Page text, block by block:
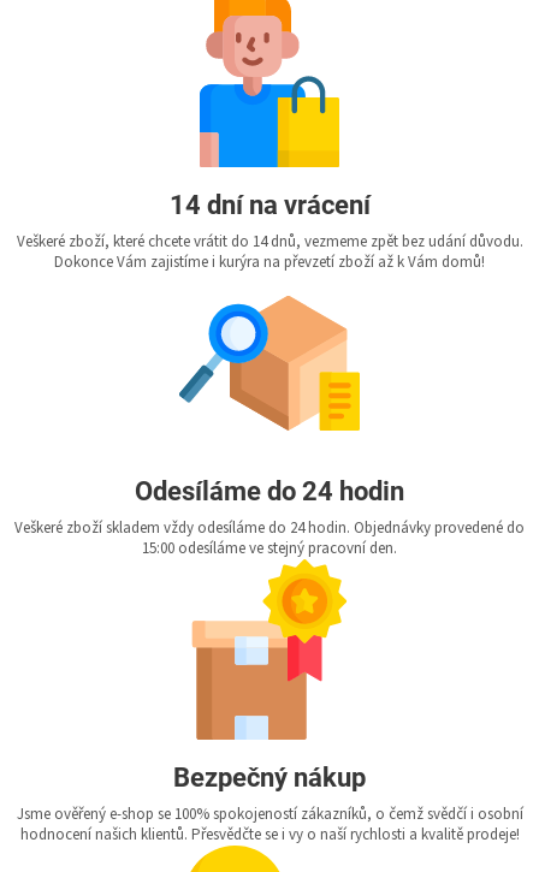
14 dní na vrácení
Veškeré zboží, které chcete vrátit do 14 dnů, vezmeme zpět bez udání důvodu.
Dokonce Vám zajistíme i kurýra na převzetí zboží až k Vám domů!
Odesíláme do 24 hodin
Veškeré zboží skladem vždy odesíláme do 24 hodin. Objednávky provedené do
15:00 odesíláme ve stejný pracovní den.
Bezpečný nákup
Jsme ověřený e-shop se 100% spokojeností zákazníků, o čemž svědčí i osobní
hodnocení našich klientů. Přesvědčte se i vy o naší rychlosti a kvalitě prodeje!